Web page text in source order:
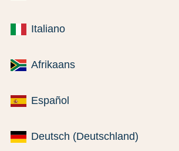
Italiano
Afrikaans
Español
Deutsch (Deutschland)